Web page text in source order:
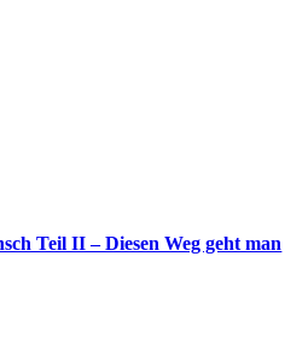
Teil II – Diesen Weg geht man